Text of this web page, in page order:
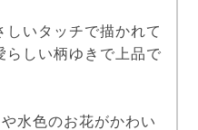
いタッチで描かれて
らしい柄ゆきで上品で
水色のお花がかわい